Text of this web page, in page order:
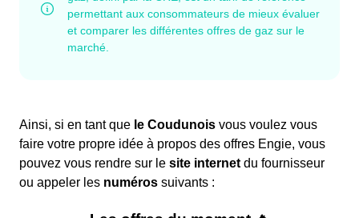
Ainsi, si en tant que le Coudunois vous voulez vous
faire votre propre idée à propos des offres Engie, vous
pouvez vous rendre sur le site internet du fournisseur
ou appeler les numéros suivants :